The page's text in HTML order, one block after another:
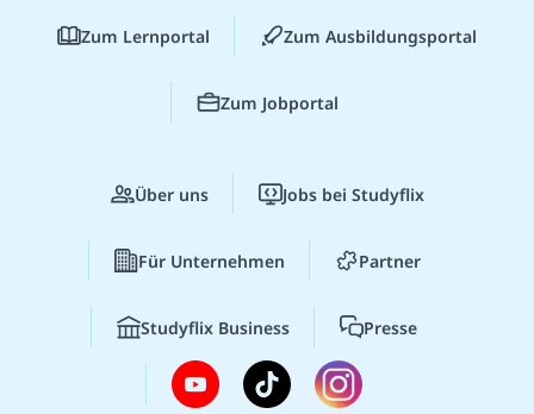
Zum Lernportal Zum Ausbildungsportal
Zum Jobportal
Über uns Jobs bei Studyflix
Für Unternehmen Partner
Studyflix Business Presse